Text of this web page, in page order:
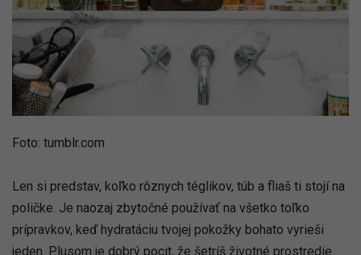
Foto: tumblr.com
Len si predstav, koľko rôznych téglikov, túb a fliaš ti stojí na
poličke. Je naozaj zbytočné používať na všetko toľko
prípravkov, keď hydratáciu tvojej pokožky bohato vyrieši
jeden. Plusom je dobrý pocit, že šetríš životné prostredie.